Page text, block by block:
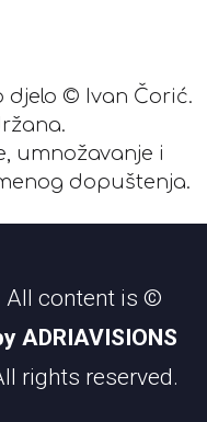
djelo © Ivan Čorić.
umnožavanje i
dopuštenja.
All content is ©
ADRIAVISIONS
rights reserved.